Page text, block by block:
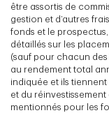
être assortis de
gestion et d’autres
fonds et le
détaillés sur les
(sauf pour chacun
au rendement total
indiquée et ils
et du
mentionnés pour les